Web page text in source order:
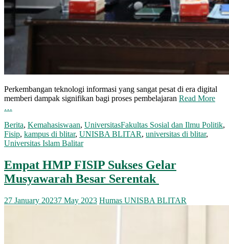
Perkembangan teknologi informasi yang sangat pesat di era digital
memberi dampak signifikan bagi proses pembelajaran Read More
…
Berita, Kemahasiswaan, UniversitasFakultas Sosial dan Ilmu Politik,
Fisip, kampus di blitar, UNISBA BLITAR, universitas di blitar,
Universitas Islam Balitar
Empat HMP FISIP Sukses Gelar
Musyawarah Besar Serentak
27 January 20237 May 2023 Humas UNISBA BLITAR